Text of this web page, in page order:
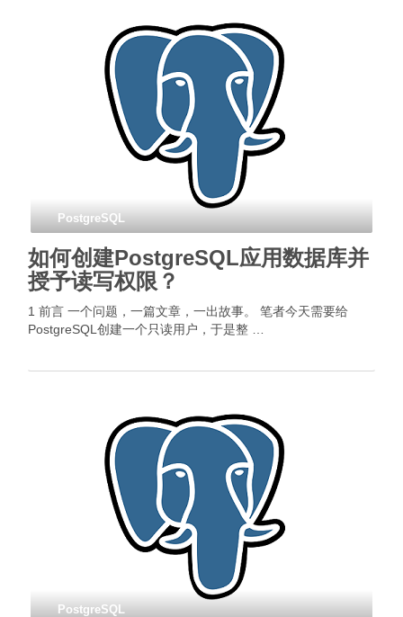
PostgreSQL
如何创建PostgreSQL应用数据库并
授予读写权限？
1 前言 一个问题，一篇文章，一出故事。 笔者今天需要给
PostgreSQL创建一个只读用户，于是整 …
PostgreSQL